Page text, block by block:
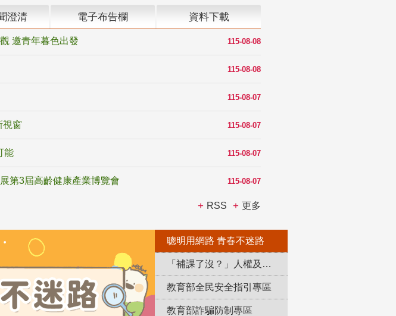
澄清 電子布告欄 資料下載
115-08-08
邀青年暮色出發
115-08-08
115-08-07
115-08-07
115-08-07
能
115-08-07
第3屆高齡健康產業博覽會
RSS 更多
聰明用網路 青春不迷路
「補課了沒？」人權及轉型正義教育專區
教育部全民安全指引專區
教育部詐騙防制專區